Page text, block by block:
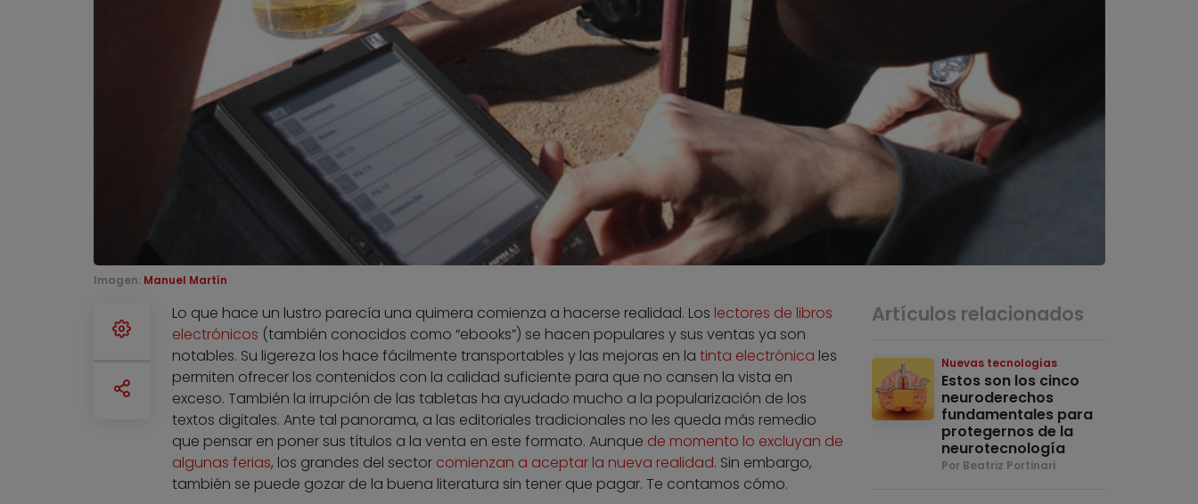
Imagen: Manuel Martín
Lo que hace un lustro parecía una quimera comienza a hacerse realidad. Los lectores de libros
electrónicos (también conocidos como “ebooks”) se hacen populares y sus ventas ya son
notables. Su ligereza los hace fácilmente transportables y las mejoras en la tinta electrónica les
permiten ofrecer los contenidos con la calidad suficiente para que no cansen la vista en
exceso. También la irrupción de las tabletas ha ayudado mucho a la popularización de los
textos digitales. Ante tal panorama, a las editoriales tradicionales no les queda más remedio
que pensar en poner sus títulos a la venta en este formato. Aunque de momento lo excluyan de
algunas ferias, los grandes del sector comienzan a aceptar la nueva realidad. Sin embargo,
también se puede gozar de la buena literatura sin tener que pagar. Te contamos cómo.
Artículos relacionados
Nuevas tecnologías
Estos son los cinco
neuroderechos
fundamentales para
protegernos de la
neurotecnología
Por Beatriz Portinari